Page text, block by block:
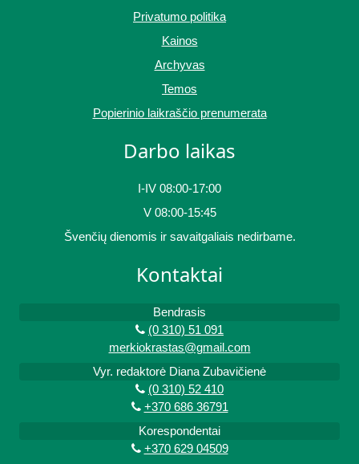
Privatumo politika
Kainos
Archyvas
Temos
Popierinio laikraščio prenumerata
Darbo laikas
I-IV 08:00-17:00
V 08:00-15:45
Švenčių dienomis ir savaitgaliais nedirbame.
Kontaktai
Bendrasis
(0 310) 51 091
merkiokrastas@gmail.com
Vyr. redaktorė Diana Zubavičienė
(0 310) 52 410
+370 686 36791
Korespondentai
+370 629 04509